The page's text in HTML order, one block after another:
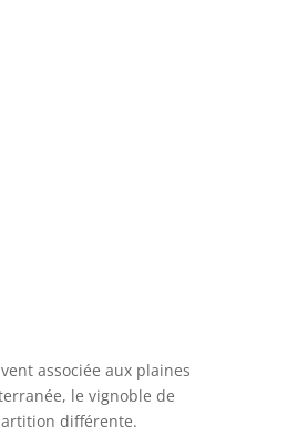
associée aux plaines
le vignoble de
différente.